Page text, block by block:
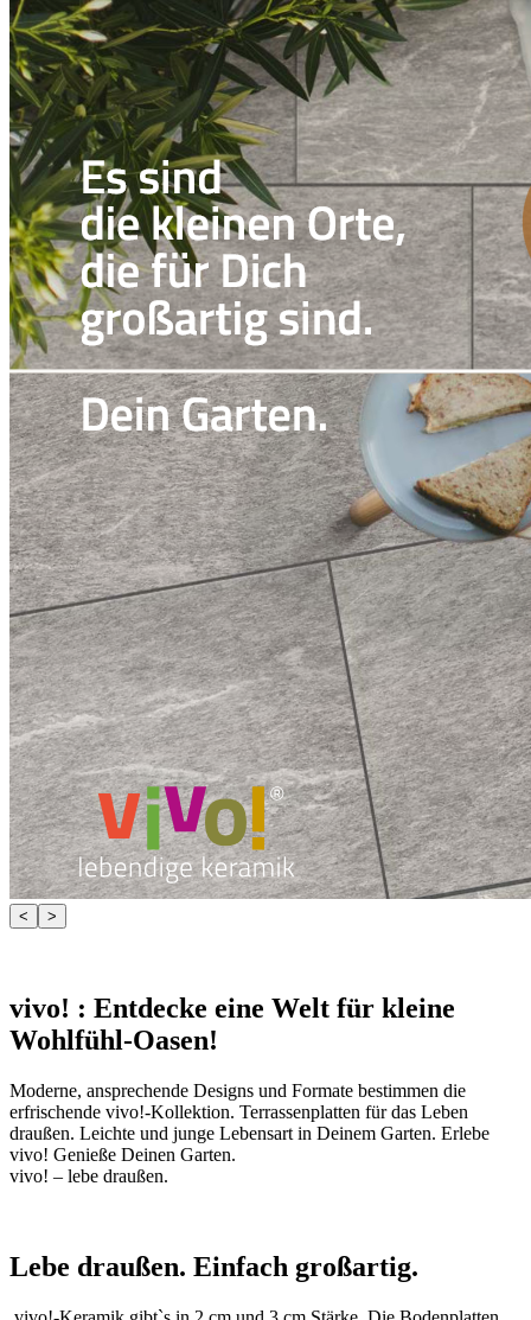
< >
vivo! : Entdecke eine Welt für kleine
Wohlfühl-Oasen!
Moderne, ansprechende Designs und Formate bestimmen die
erfrischende vivo!-Kollektion. Terrassenplatten für das Leben
draußen. Leichte und junge Lebensart in Deinem Garten. Erlebe
vivo! Genieße Deinen Garten.
vivo! – lebe draußen.
Lebe draußen. Einfach großartig.